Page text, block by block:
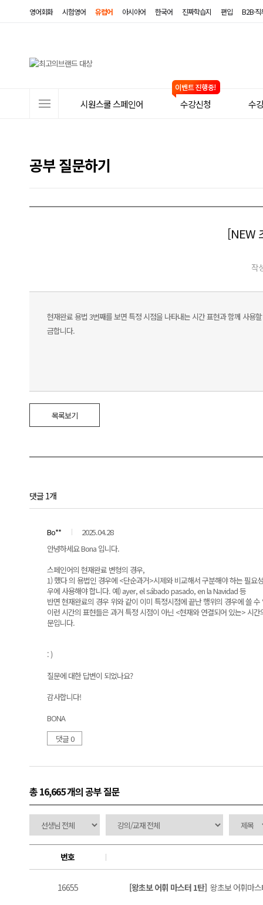
영어회화 시험영어 유럽어 아시아어 한국어 진짜학습지 편입 B2B·
뉴
시원스쿨 스페인어 수강신청 수
공부 질문하기
[NEW
작
현재완료 용법 3번째를 보면 특정 시점을 나타내는 시간 표현과 함께 사용
금합니다.
목록보기
댓글 1개
Bo**
2025.04.28
안녕하세요 Bona 입니다.
스페인어의 현재완료 변형의 경우,
1) 했다 의 용법인 경우에 <단순과거>시제와 비교해서 구분해야 하는 필
우에 사용해야 합니다. 예) ayer, el sábado pasado, en la Navidad 등
반면 현재완료의 경우 위와 같이 이미 특정시점에 끝난 행위의 경우에 쓸
이런 시간의 표현들은 과거 특정 시점이 아닌 <현재와 연결되어 있는> 시
문입니다.
: )
질문에 대한 답변이 되었나요?
감사합니다!
BONA
댓글 0
총 16,665 개의 공부 질문
번호
16655 [왕초보 어휘 마스터 1탄] 왕초보 어휘마